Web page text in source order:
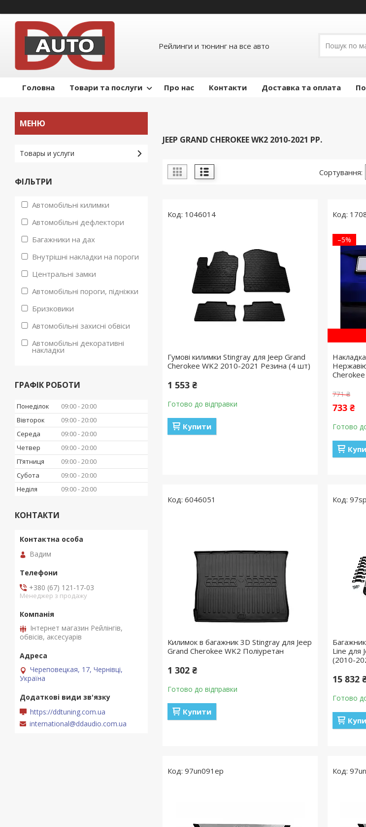
Рейлинги и тюнинг на все авто
Головна Товари та послуги Про нас Контакти Доставка та оплата
JEEP GRAND CHEROKEE WK2 2010-2021 РР.
1046014
Гумові килимки Stingray для Jeep Grand
Cherokee WK2 2010-2021 Резина (4 шт)
1 553 ₴
Готово до відправки
Купити
–5%
771 ₴
733 ₴
Готово
6046051
Килимок в багажник 3D Stingray для Jeep
Grand Cherokee WK2 Поліуретан
1 302 ₴
Готово до відправки
Купити
Line для
(2010-
15 832
Готово
97un091ep
Товары и услуги
ФІЛЬТРИ
Автомобільні килимки
Автомобільні дефлектори
Багажники на дах
Внутрішні накладки на пороги
Центральні замки
Автомобільні пороги, підніжки
Бризковики
Автомобільні захисні обвіси
Автомобільні декоративні
накладки
ГРАФІК РОБОТИ
Понеділок 09:00 20:00
Вівторок
09:00 20:00
Середа
09:00 20:00
Четвер
09:00 20:00
Пʼятниця
09:00 20:00
Субота
09:00 20:00
Неділя
09:00 20:00
КОНТАКТИ
Вадим
+380 (67) 121-17-03
Менеджер з продажу
Інтернет магазин Рейлінгів,
обвісів, аксесуарів
Череповецкая, 17, Чернівці,
Україна
https://ddtuning.com.ua
international@ddaudio.com.ua